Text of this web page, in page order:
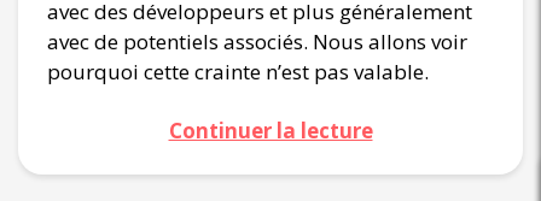
avec des développeurs et plus généralement
avec de potentiels associés. Nous allons voir
pourquoi cette crainte n’est pas valable.
Continuer la lecture